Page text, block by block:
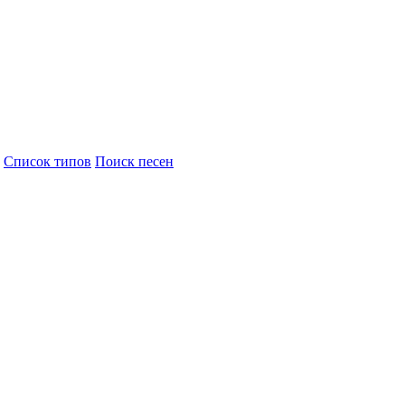
Cписок типов Поиск песен